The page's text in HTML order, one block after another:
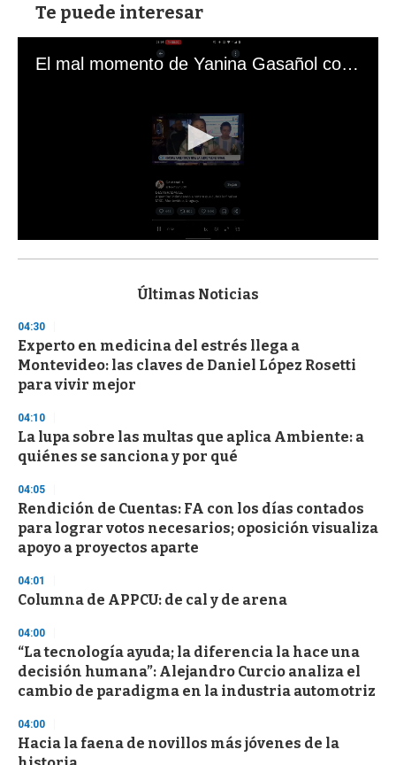
Te puede interesar
El mal momento de Yanina Gasañol con un hincha argentino en "Subrayado"
s
d
s
o
f
3
s
e
c
o
d
s
Últimas Noticias
04:30
Experto en medicina del estrés llega a
Montevideo: las claves de Daniel López Rosetti
para vivir mejor
04:10
La lupa sobre las multas que aplica Ambiente: a
quiénes se sanciona y por qué
04:05
Rendición de Cuentas: FA con los días contados
para lograr votos necesarios; oposición visualiza
apoyo a proyectos aparte
04:01
Columna de APPCU: de cal y de arena
04:00
“La tecnología ayuda; la diferencia la hace una
decisión humana”: Alejandro Curcio analiza el
cambio de paradigma en la industria automotriz
04:00
Hacia la faena de novillos más jóvenes de la